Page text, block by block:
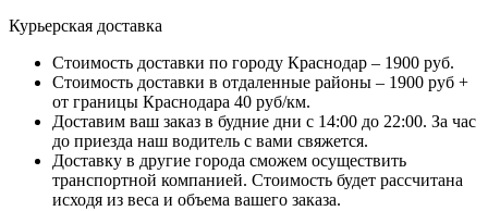
Курьерская доставка
Стоимость доставки по городу Краснодар – 1900 руб.
Стоимость доставки в отдаленные районы – 1900 руб +
от границы Краснодара 40 руб/км.
Доставим ваш заказ в будние дни с 14:00 до 22:00. За час
до приезда наш водитель с вами свяжется.
Доставку в другие города сможем осуществить
транспортной компанией. Стоимость будет рассчитана
исходя из веса и объема вашего заказа.